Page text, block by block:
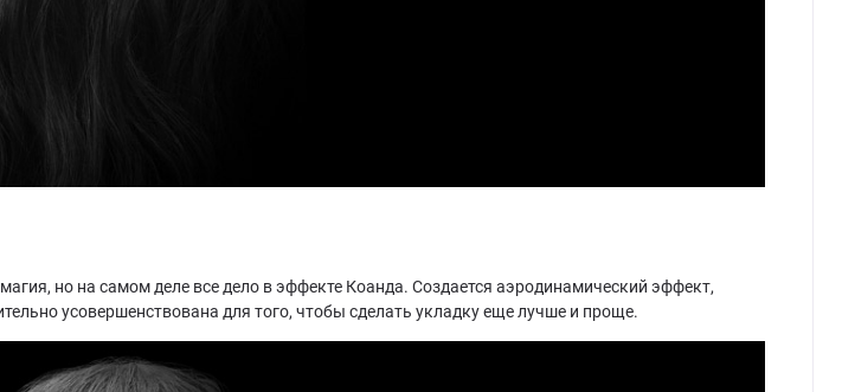
но на самом деле все дело в эффекте Коанда. Создается аэродинамический эффект,
усовершенствована для того, чтобы сделать укладку еще лучше и проще.